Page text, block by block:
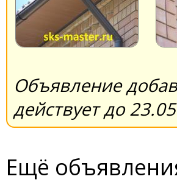
Объявление
действует до
Ещё